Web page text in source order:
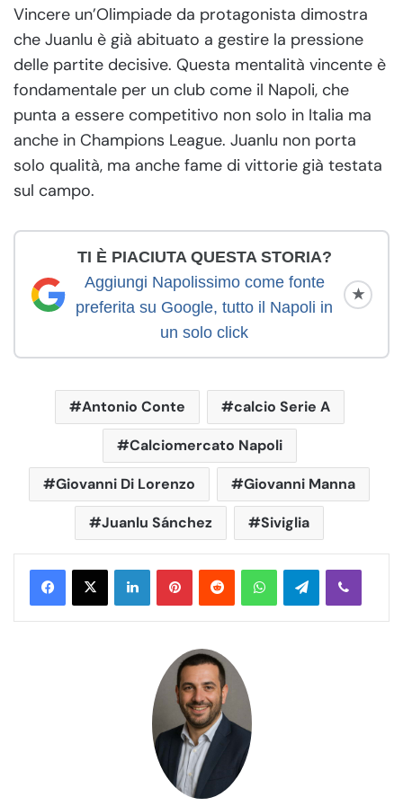
Vincere un’Olimpiade da protagonista dimostra
che Juanlu è già abituato a gestire la pressione
delle partite decisive. Questa mentalità vincente è
fondamentale per un club come il Napoli, che
punta a essere competitivo non solo in Italia ma
anche in Champions League. Juanlu non porta
solo qualità, ma anche fame di vittorie già testata
sul campo.
TI È PIACIUTA QUESTA STORIA?
Aggiungi Napolissimo come fonte
preferita su Google, tutto il Napoli in
un solo click
★
Antonio Conte calcio Serie A
Calciomercato Napoli
Giovanni Di Lorenzo Giovanni Manna
Juanlu Sánchez Siviglia
WhatsApp Telegram